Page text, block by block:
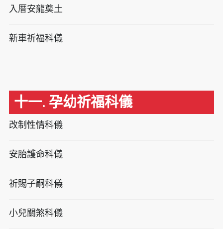
入厝安龍奠土
新車祈福科儀
十一. 孕幼祈福科儀
改制性情科儀
安胎護命科儀
祈賜子嗣科儀
小兒關煞科儀